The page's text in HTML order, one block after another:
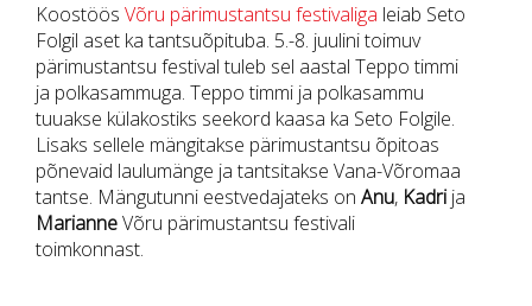
Koostöös Võru pärimustantsu festivaliga leiab Seto
Folgil aset ka tantsuõpituba. 5.-8. juulini toimuv
pärimustantsu festival tuleb sel aastal Teppo timmi
ja polkasammuga. Teppo timmi ja polkasammu
tuuakse külakostiks seekord kaasa ka Seto Folgile.
Lisaks sellele mängitakse pärimustantsu õpitoas
põnevaid laulumänge ja tantsitakse Vana-Võromaa
tantse. Mängutunni eestvedajateks on Anu, Kadri ja
MarianneVõru pärimustantsu festivali
toimkonnast.